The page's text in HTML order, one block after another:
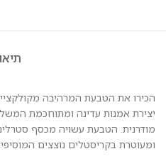
יצירת אמנות עדינה ומתוחכמת
ומעוטרת בקריסטלים נוצצים